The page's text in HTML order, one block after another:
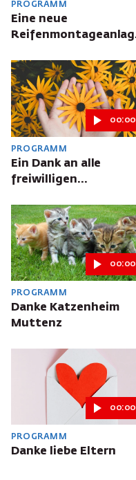
PROGRAMM
Eine neue
Laubfroschgarage
00:00
PROGRAMM
Ein Dank an alle
freiwilligen
00:00
PROGRAMM
Danke Katzenheim
Muttenz
00:00
PROGRAMM
Danke liebe Eltern